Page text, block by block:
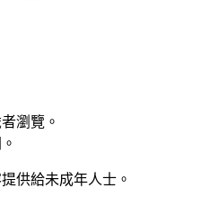
瀏覽。
供給未成年人士。